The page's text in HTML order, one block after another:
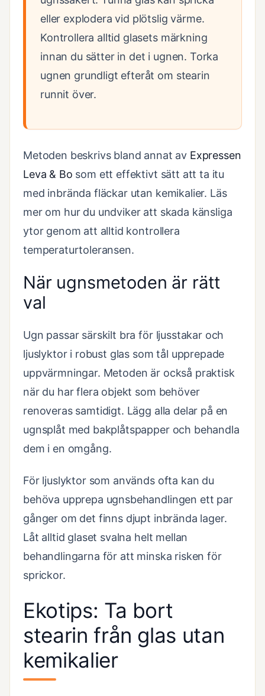
eller explodera vid plötslig värme.
Kontrollera alltid glasets märkning
innan du sätter in det i ugnen. Torka
ugnen grundligt efteråt om stearin
runnit över.
Metoden beskrivs bland annat av Expressen
Leva & Bo som ett effektivt sätt att ta itu
med inbrända fläckar utan kemikalier. Läs
mer om hur du undviker att skada känsliga
ytor genom att alltid kontrollera
temperaturtoleransen.
När ugnsmetoden är rätt
val
Ugn passar särskilt bra för ljusstakar och
ljuslyktor i robust glas som tål upprepade
uppvärmningar. Metoden är också praktisk
när du har flera objekt som behöver
renoveras samtidigt. Lägg alla delar på en
ugnsplåt med bakplåtspapper och behandla
dem i en omgång.
För ljuslyktor som används ofta kan du
behöva upprepa ugnsbehandlingen ett par
gånger om det finns djupt inbrända lager.
Låt alltid glaset svalna helt mellan
behandlingarna för att minska risken för
sprickor.
Ekotips: Ta bort
stearin från glas utan
kemikalier